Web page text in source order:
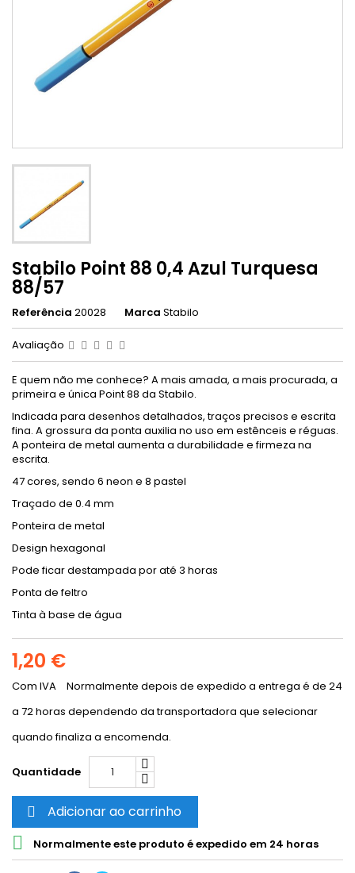
Stabilo Point 88 0,4 Azul Turquesa
88/57
Referência 20028 Marca Stabilo
Avaliação
E quem não me conhece? A mais amada, a mais procurada, a
primeira e única Point 88 da Stabilo.
Indicada para desenhos detalhados, traços precisos e escrita
fina. A grossura da ponta auxilia no uso em estênceis e réguas.
A ponteira de metal aumenta a durabilidade e firmeza na
escrita.
47 cores, sendo 6 neon e 8 pastel
Traçado de 0.4 mm
Ponteira de metal
Design hexagonal
Pode ficar destampada por até 3 horas
Ponta de feltro
Tinta à base de água
1,20 €
Com IVA
Normalmente depois de expedido a entrega é de 24
a 72 horas dependendo da transportadora que selecionar
quando finaliza a encomenda.
Quantidade
 Adicionar ao carrinho
 Normalmente este produto é expedido em 24 horas